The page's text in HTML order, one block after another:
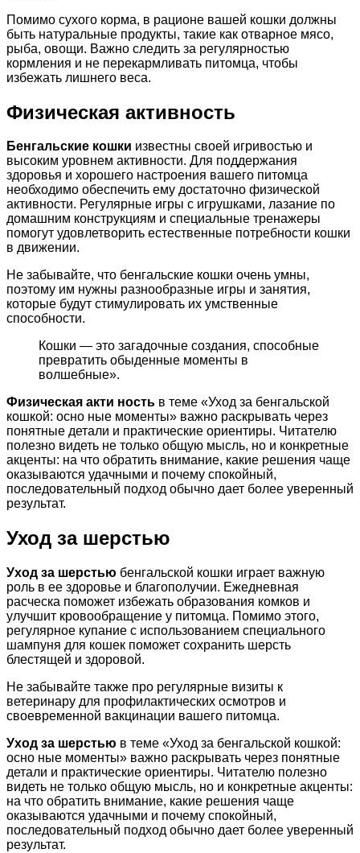
Помимо сухого корма, в рационе вашей кошки должны
быть натуральные продукты, такие как отварное мясо,
рыба, овощи. Важно следить за регулярностью
кормления и не перекармливать питомца, чтобы
избежать лишнего веса.
Физическая активность
Бенгальские кошки известны своей игривостью и
высоким уровнем активности. Для поддержания
здоровья и хорошего настроения вашего питомца
необходимо обеспечить ему достаточно физической
активности. Регулярные игры с игрушками, лазание по
домашним конструкциям и специальные тренажеры
помогут удовлетворить естественные потребности кошки
в движении.
Не забывайте, что бенгальские кошки очень умны,
поэтому им нужны разнообразные игры и занятия,
которые будут стимулировать их умственные
способности.
Кошки — это загадочные создания, способные
превратить обыденные моменты в
волшебные».
Физическая акти ность в теме «Уход за бенгальской
кошкой: осно ные моменты» важно раскрывать через
понятные детали и практические ориентиры. Читателю
полезно видеть не только общую мысль, но и конкретные
акценты: на что обратить внимание, какие решения чаще
оказываются удачными и почему спокойный,
последовательный подход обычно дает более уверенный
результат.
Уход за шерстью
Уход за шерстью бенгальской кошки играет важную
роль в ее здоровье и благополучии. Ежедневная
расческа поможет избежать образования комков и
улучшит кровообращение у питомца. Помимо этого,
регулярное купание с использованием специального
шампуня для кошек поможет сохранить шерсть
блестящей и здоровой.
Не забывайте также про регулярные визиты к
ветеринару для профилактических осмотров и
своевременной вакцинации вашего питомца.
Уход за шерстью в теме «Уход за бенгальской кошкой:
осно ные моменты» важно раскрывать через понятные
детали и практические ориентиры. Читателю полезно
видеть не только общую мысль, но и конкретные акценты:
на что обратить внимание, какие решения чаще
оказываются удачными и почему спокойный,
последовательный подход обычно дает более уверенный
результат.